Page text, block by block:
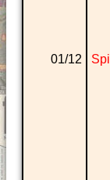
01/12